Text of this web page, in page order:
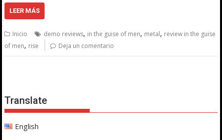
LEER MÁS
Inicio demo reviews, in the guise of men, metal, review in the guise
of men, rise Deja un comentario
Translate
English